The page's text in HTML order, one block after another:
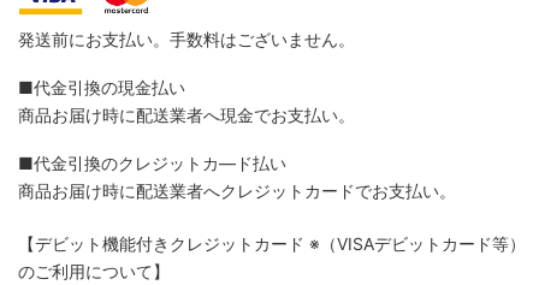
発送前にお支払い。手数料はございません。
■代金引換の現金払い
商品お届け時に配送業者へ現金でお支払い。
■代金引換のクレジットカ―ド払い
商品お届け時に配送業者へクレジットカードでお支払い。
【デビット機能付きクレジットカード ※（VISAデビットカード等）
のご利用について】